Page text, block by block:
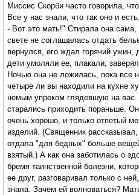
Миссис Скорби часто говорила,
Все у нас знали, что так оно и
- Вот это мать!" Стирала она
свете не соглашалась отдать
вернулся, его ждал горячий
дети умоляли ее, плакали,
Ночью она не ложилась, пока все
четыре ли вы находили на кухне
немым упреком глядевшую на
старались приходить пораньше.
очень хорошо, и только отпетый
изделий. (Священник
отдала "для бедных" больше
взятый.) А как она заботилась о
бремя таинственной болезни,
ее друг, разговаривал только с
знала. Зачем ей волноваться?